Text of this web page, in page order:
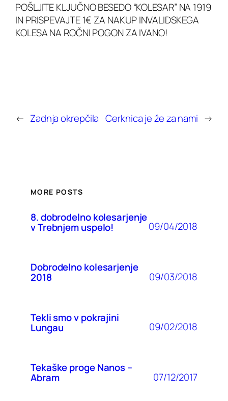
POŠLJITE KLJUČNO BESEDO “KOLESAR” NA 1919
IN PRISPEVAJTE 1€ ZA NAKUP INVALIDSKEGA
KOLESA NA ROČNI POGON ZA IVANO!
← Zadnja okrepčila Cerknica je že za nami →
MORE POSTS
8. dobrodelno kolesarjenje
v Trebnjem uspelo! 09/04/2018
Dobrodelno kolesarjenje
2018 09/03/2018
Tekli smo v pokrajini
Lungau 09/02/2018
Tekaške proge Nanos –
Abram 07/12/2017